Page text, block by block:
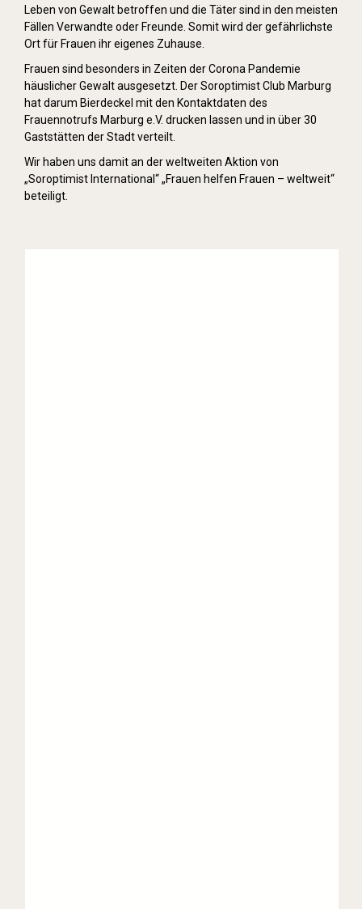
Leben von Gewalt betroffen und die Täter sind in den meisten
Fällen Verwandte oder Freunde. Somit wird der gefährlichste
Ort für Frauen ihr eigenes Zuhause.
Frauen sind besonders in Zeiten der Corona Pandemie
häuslicher Gewalt ausgesetzt. Der Soroptimist Club Marburg
hat darum Bierdeckel mit den Kontaktdaten des
Frauennotrufs Marburg e.V. drucken lassen und in über 30
Gaststätten der Stadt verteilt.
Wir haben uns damit an der weltweiten Aktion von
„Soroptimist International“ „Frauen helfen Frauen – weltweit“
beteiligt.